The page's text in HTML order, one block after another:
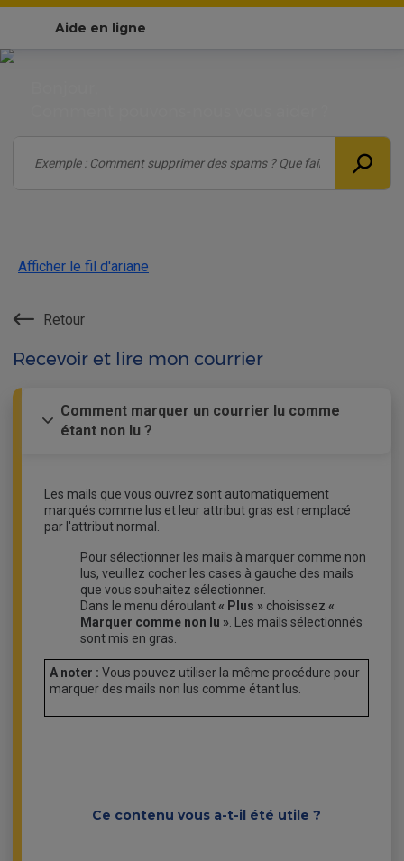
Aide en ligne
Afficher le fil d'ariane
Retour
Recevoir et lire mon courrier
Comment marquer un courrier lu comme
étant non lu ?
Les mails que vous ouvrez sont automatiquement
marqués comme lus et leur attribut gras est remplacé
par l'attribut normal.
Pour sélectionner les mails à marquer comme non
lus, veuillez cocher les cases à gauche des mails
que vous souhaitez sélectionner.
Dans le menu déroulant« Plus » choisissez «
Marquer comme non lu » . Les mails sélectionnés
sont mis en gras.
A noter : Vous pouvez utiliser la même procédure pour
marquer des mails non lus comme étant lus.
Ce contenu vous a-t-il été utile ?